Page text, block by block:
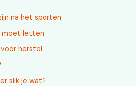
na het sporten
moet letten
herstel
slik je wat?